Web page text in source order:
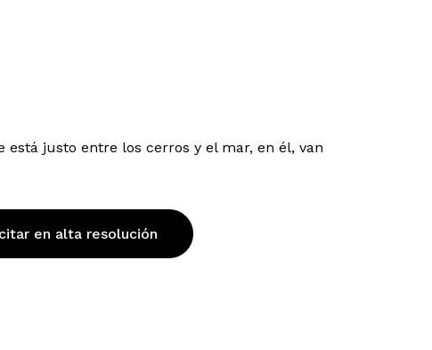
justo entre los cerros y el mar, en él, van
en alta resolución